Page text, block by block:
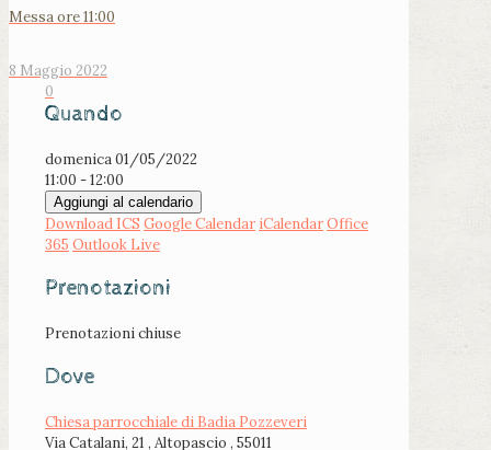
Messa ore 11:00
8 Maggio 2022
0
Quando
domenica 01/05/2022
11:00 - 12:00
Aggiungi al calendario
Download ICS Google Calendar iCalendarOffice
365 Outlook Live
Prenotazioni
Prenotazioni chiuse
Dove
Chiesa parrocchiale di Badia Pozzeveri
Via Catalani, 21 , Altopascio , 55011